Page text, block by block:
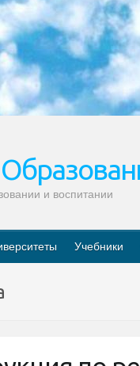
и воспитании
Учебники